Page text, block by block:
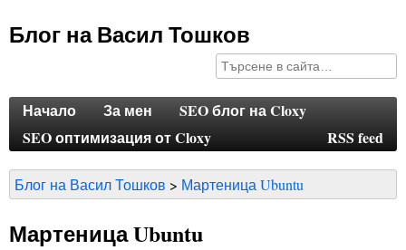
Блог на Васил Тошков
Начало За мен
SEO блог на Cloxy
SEO оптимизация от Cloxy
RSS feed
Блог на Васил Тошков Мартеница Ubuntu
Мартеница Ubuntu